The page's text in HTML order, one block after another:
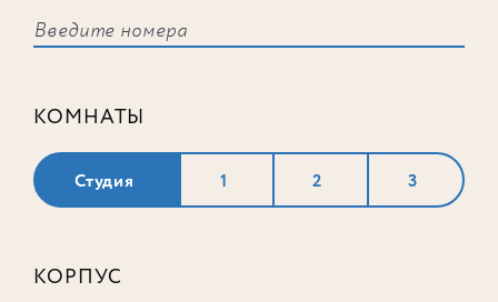
КОМНАТЫ
Студия 1 2 3
КОРПУС
соответствует ни одного лота